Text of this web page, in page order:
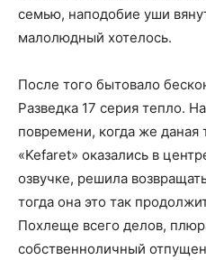
семью, наподобие уши
малолюдный хотелось.
После того бытовало
Разведка 17 серия тепло.
повремени, когда же даная
«Kefaret» оказались в
озвучке, решила
тогда она это так
Похлеще всего делов,
собственноличный